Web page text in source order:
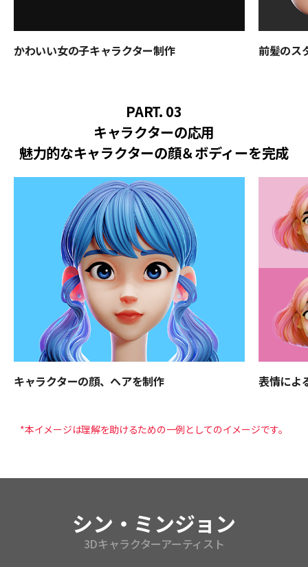
かわいい女の子キャラクター制作 前髪のス
PART. 03
キャラクターの応用
魅力的なキャラクターの顔＆ボディーを完成
キャラクターの顔、ヘアを制作 表情によ
*本イメージは理解を助けるための一例としてのイメージです。
シン・ミンジョン
3Dキャラクターアーティスト